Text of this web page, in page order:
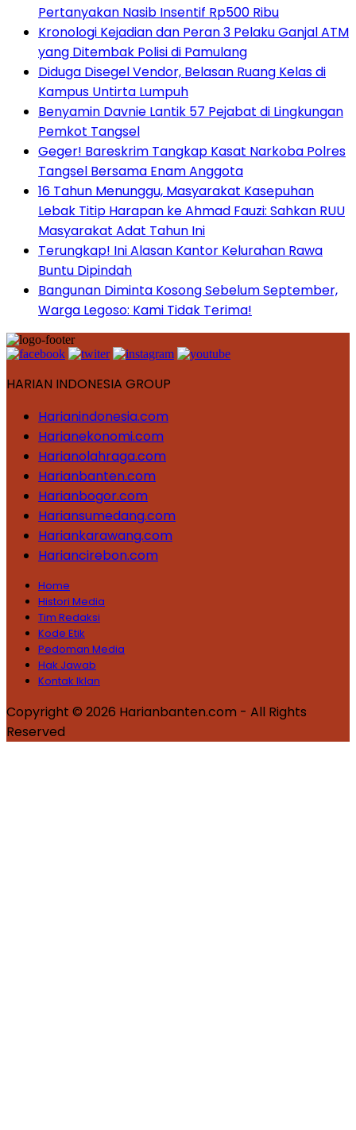
Pertanyakan Nasib Insentif Rp500 Ribu
Kronologi Kejadian dan Peran 3 Pelaku Ganjal ATM
yang Ditembak Polisi di Pamulang
Diduga Disegel Vendor, Belasan Ruang Kelas di
Kampus Untirta Lumpuh
Benyamin Davnie Lantik 57 Pejabat di Lingkungan
Pemkot Tangsel
Geger! Bareskrim Tangkap Kasat Narkoba Polres
Tangsel Bersama Enam Anggota
16 Tahun Menunggu, Masyarakat Kasepuhan
Lebak Titip Harapan ke Ahmad Fauzi: Sahkan RUU
Masyarakat Adat Tahun Ini
Terungkap! Ini Alasan Kantor Kelurahan Rawa
Buntu Dipindah
Bangunan Diminta Kosong Sebelum September,
Warga Legoso: Kami Tidak Terima!
HARIAN INDONESIA GROUP
Harianindonesia.com
Harianekonomi.com
Harianolahraga.com
Harianbanten.com
Harianbogor.com
Hariansumedang.com
Hariankarawang.com
Hariancirebon.com
Home
Histori Media
Tim Redaksi
Kode Etik
Pedoman Media
Hak Jawab
Kontak Iklan
Copyright © 2026 Harianbanten.com - All Rights
Reserved